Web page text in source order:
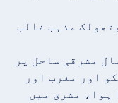
مذہب غالب
مشرقی ساحل پر
اور مغرب اور
ہوا، مشرق میں